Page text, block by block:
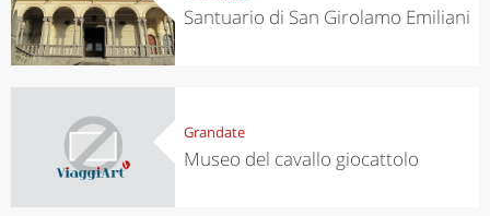
Santuario di San Girolamo Emiliani
Grandate
Museo del cavallo giocattolo